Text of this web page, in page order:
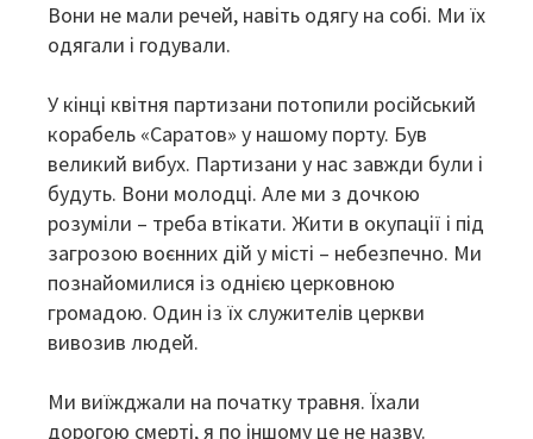
Вони не мали речей, навіть одягу на собі. Ми їх
одягали і годували.
У кінці квітня партизани потопили російський
корабель «Саратов» у нашому порту. Був
великий вибух. Партизани у нас завжди були і
будуть. Вони молодці. Але ми з дочкою
розуміли – треба втікати. Жити в окупації і під
загрозою воєнних дій у місті – небезпечно. Ми
познайомилися із однією церковною
громадою. Один із їх служителів церкви
вивозив людей.
Ми виїжджали на початку травня. Їхали
дорогою смерті, я по іншому це не назву.